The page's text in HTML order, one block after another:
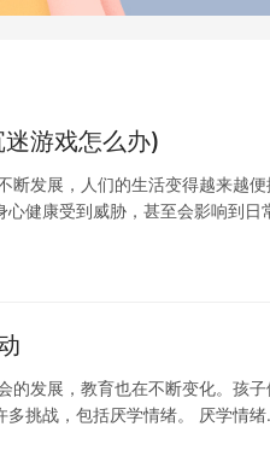
游戏怎么办)
断发展，人们的生活变得越来越
心健康受到威胁，甚至会影响到日
的发展，教育也在不断变化。孩
多挑战，包括厌学情绪。 厌学情